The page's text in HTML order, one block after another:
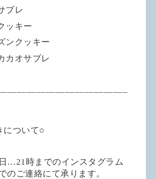
ブレ
ッキー
ンクッキー
カオサブレ
について○
…21時までのインスタグラム
のご連絡にて承ります。